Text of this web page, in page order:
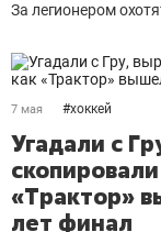
За легионером
7 мая #хоккей
Угадали с
«Трактор»
лет финал